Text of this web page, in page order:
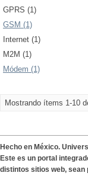
GPRS (1)
GSM (1)
Internet (1)
M2M (1)
Módem (1)
Mostrando ítems 1-10
Hecho en México.
Este es un portal
distintos sitios web, sean